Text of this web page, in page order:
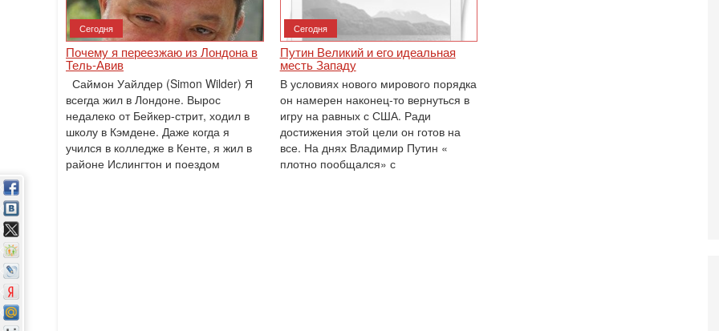
Сегодня
Почему я переезжаю из Лондона в
Тель-Авив
Саймон Уайлдер (Simon Wilder) Я
всегда жил в Лондоне. Вырос
недалеко от Бейкер-стрит, ходил в
школу в Кэмдене. Даже когда я
учился в колледже в Кенте, я жил в
районе Ислингтон и поездом
Сегодня
Путин Великий и его идеальная
месть Западу
В условиях нового мирового порядка
он намерен наконец-то вернуться в
игру на равных с США. Ради
достижения этой цели он готов на
все. На днях Владимир Путин «
плотно пообщался» с